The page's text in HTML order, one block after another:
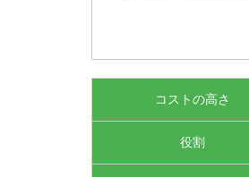
コストの高さ
役割